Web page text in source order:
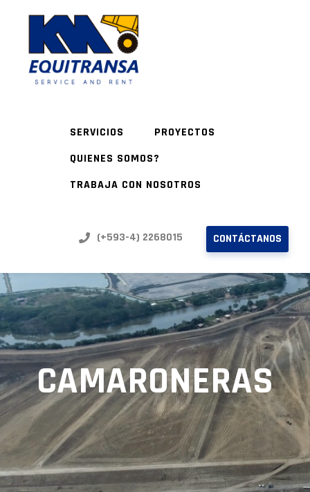
SERVICIOS
PROYECTOS
QUIENES SOMOS?
TRABAJA CON NOSOTROS
(+593-4) 2268015 CONTÁCTANOS
CAMARONERAS